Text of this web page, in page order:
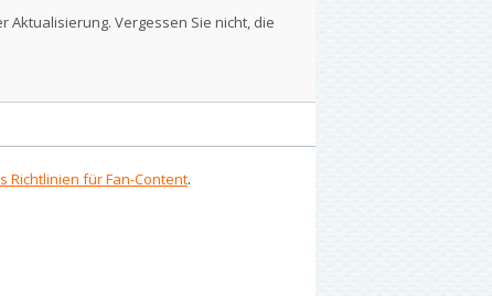
Vergessen Sie nicht, die
Richtlinien für Fan-Content.